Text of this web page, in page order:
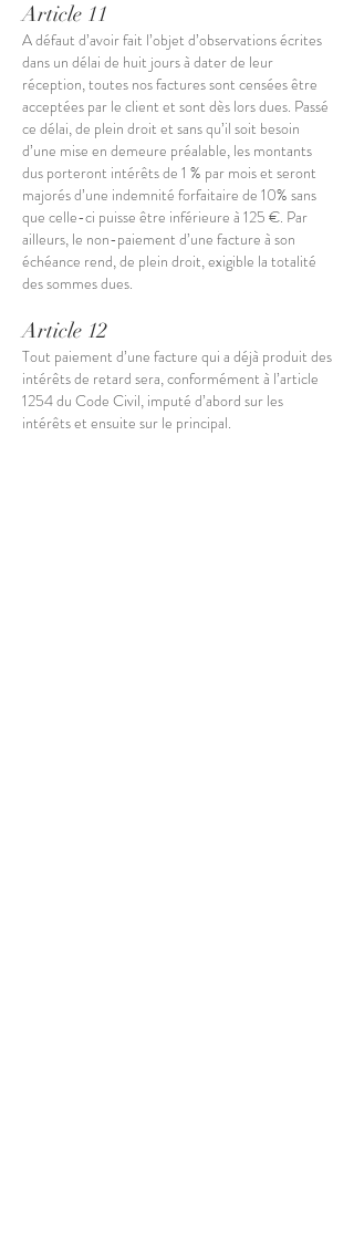
Article 11
A défaut d’avoir fait l’objet d’observations écrites
dans un délai de huit jours à dater de leur
réception, toutes nos factures sont censées être
acceptées par le client et sont dès lors dues. Passé
ce délai, de plein droit et sans qu’il soit besoin
d’une mise en demeure préalable, les montants
dus porteront intérêts de 1 % par mois et seront
majorés d’une indemnité forfaitaire de 10% sans
que celle-ci puisse être inférieure à 125 €. Par
ailleurs, le non-paiement d’une facture à son
échéance rend, de plein droit, exigible la totalité
des sommes dues.
Article 12
Tout paiement d’une facture qui a déjà produit des
intérêts de retard sera, conformément à l’article
1254 du Code Civil, imputé d’abord sur les
intérêts et ensuite sur le principal.